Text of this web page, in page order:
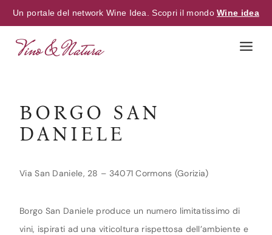
Un portale del network Wine Idea. Scopri il mondoWine idea
BORGO SAN
DANIELE
Via San Daniele, 28 – 34071 Cormons (Gorizia)
Borgo San Daniele produce un numero limitatissimo di
vini, ispirati ad una viticoltura rispettosa dell’ambiente e